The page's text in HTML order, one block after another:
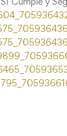
Cumple y